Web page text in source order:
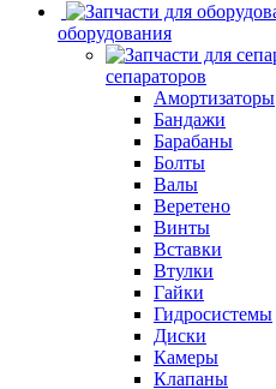
оборудования
сепараторов
Амортизаторы
Бандажи
Барабаны
Болты
Валы
Веретено
Винты
Вставки
Втулки
Гайки
Гидросистемы
Диски
Камеры
Клапаны